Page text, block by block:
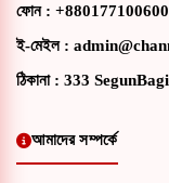
ফোন :
ই-মেইল :
ঠিকানা : 333
আমাদের সম্পর্কে